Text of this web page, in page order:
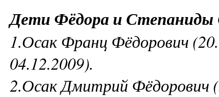
Дети Фёдора и Степаниды
1.Осак Франц Фёдорович
04.12.2009).
2.Осак Дмитрий Фёдорович